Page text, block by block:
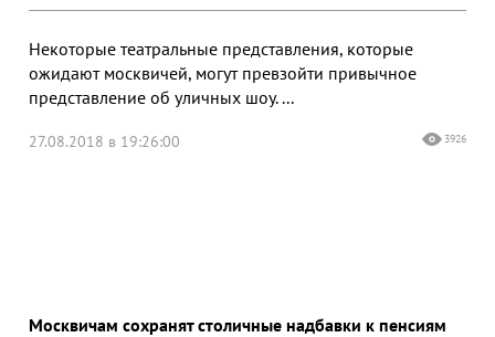
Некоторые театральные представления, которые
ожидают москвичей, могут превзойти привычное
представление об уличных шоу. ...
27.08.2018 в 19:26:00 3926
Москвичам сохранят столичные надбавки к пенсиям